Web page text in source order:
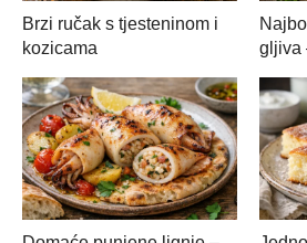
Brzi ručak s tjesteninom i
kozicama
gljiva